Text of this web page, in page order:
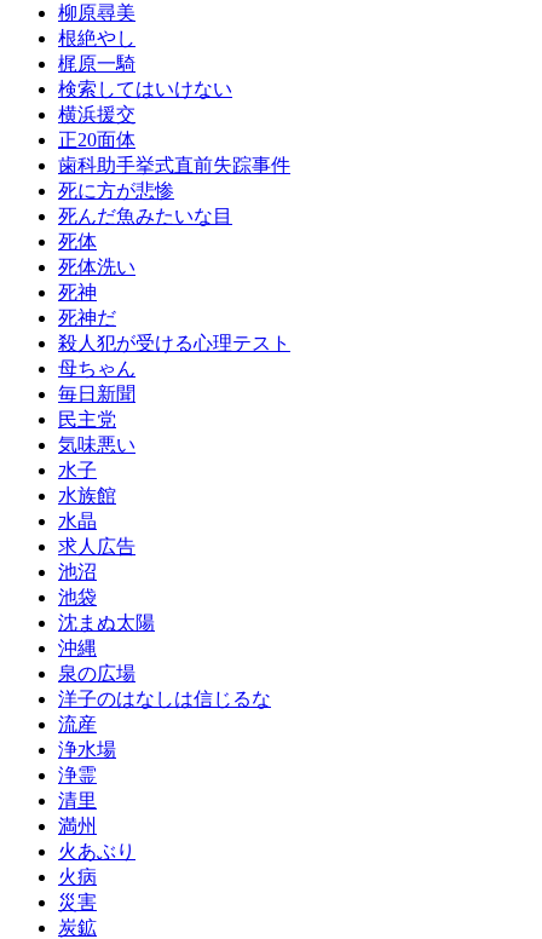
柳原尋美
根絶やし
梶原一騎
検索してはいけない
横浜援交
正20面体
歯科助手挙式直前失踪事件
死に方が悲惨
死んだ魚みたいな目
死体
死体洗い
死神
死神だ
殺人犯が受ける心理テスト
母ちゃん
毎日新聞
民主党
気味悪い
水子
水族館
水晶
求人広告
池沼
池袋
沈まぬ太陽
沖縄
泉の広場
洋子のはなしは信じるな
流産
浄水場
浄霊
清里
満州
火あぶり
火病
災害
炭鉱